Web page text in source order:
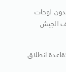
بخارية، بدون لوحات
الجيش
كقاعدة انطلاق